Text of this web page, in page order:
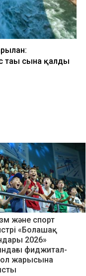
сынға қалды
және спорт
«Болашақ
2026»
фиджитал-
жарысына